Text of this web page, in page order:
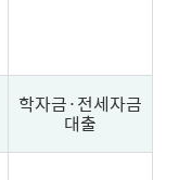
학자금·전세자금
대출